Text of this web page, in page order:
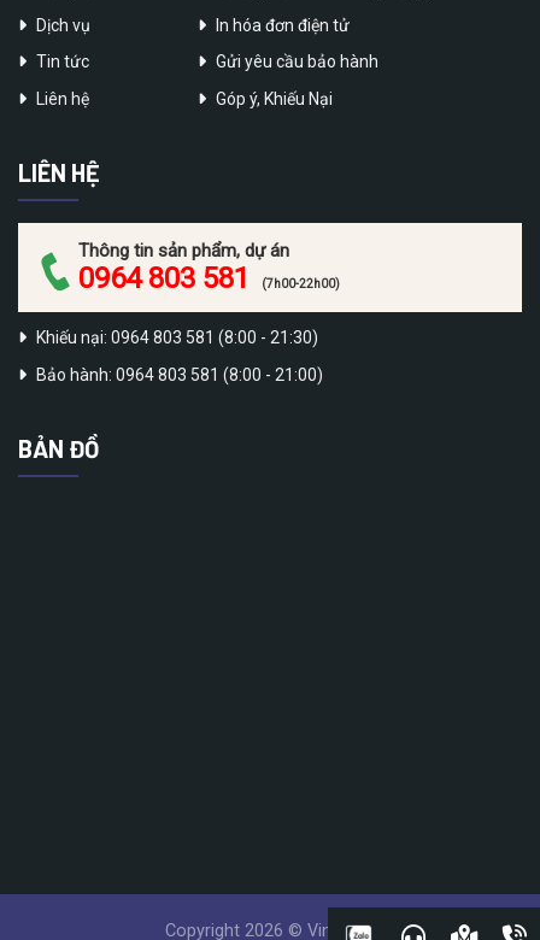
Dịch vụ
Tin tức
Liên hệ
In hóa đơn điện tử
Gửi yêu cầu bảo hành
Góp ý, Khiếu Nại
LIÊN HỆ
Thông tin sản phẩm, dự án
0964 803 581 (7h00-22h00)
Khiếu nại: 0964 803 581 (8:00 - 21:30)
Bảo hành: 0964 803 581 (8:00 - 21:00)
BẢN ĐỒ
Copyright 2026 © Vinatech